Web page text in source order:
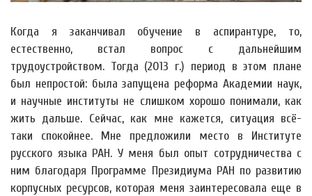
Когда я заканчивал обучение в аспирантуре, то,
естественно, встал вопрос с дальнейшим
трудоустройством. Тогда (2013 г.) период в этом плане
был непростой: была запущена реформа Академии наук,
и научные институты не слишком хорошо понимали, как
жить дальше. Сейчас, как мне кажется, ситуация всё-
таки спокойнее. Мне предложили место в Институте
русского языка РАН. У меня был опыт сотрудничества с
ним благодаря Программе Президиума РАН по развитию
корпусных ресурсов, которая меня заинтересовала еще в